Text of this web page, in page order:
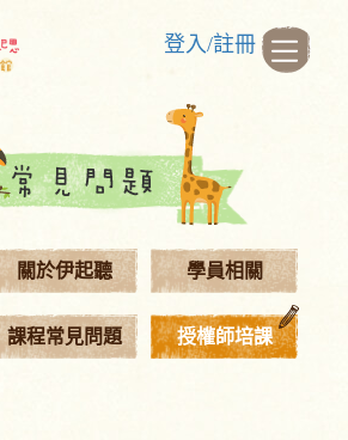
登入/註冊
關於伊起聽 學員相關
課程常見問題 授權師培課